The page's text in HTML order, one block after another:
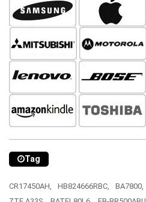
Tag
CR17450AH, HB824666RBC, BA7800,